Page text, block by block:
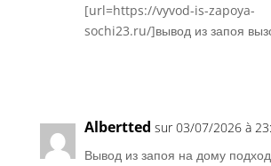
[url=https://vyvod-is-zapoya-
sochi23.ru/]вывод из запоя
Albertted sur 03/07/2026 à
Вывод из запоя на дому